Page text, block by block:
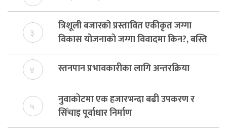
३
त्रिशूली बजारको प्रस्तावित एकीकृत जग्गा
विकास योजनाको जग्गा विवादमा किन?, बस्ति
विकास दर्ता नभए समिति विघटन हुने
४ स्तनपान प्रभावकारीका लागि अन्तरक्रिया
५
नुवाकोटमा एक हजारभन्दा बढी उपकरण र
सिँचाइ पूर्वाधार निर्माण